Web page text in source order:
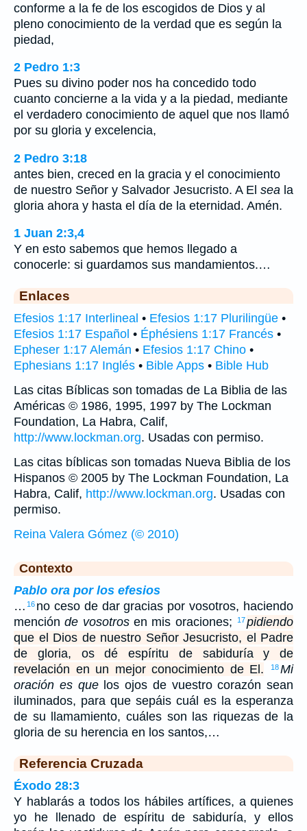
conforme a la fe de los escogidos de Dios y al
pleno conocimiento de la verdad que es según la
piedad,
2 Pedro 1:3
Pues su divino poder nos ha concedido todo
cuanto concierne a la vida y a la piedad, mediante
el verdadero conocimiento de aquel que nos llamó
por su gloria y excelencia,
2 Pedro 3:18
antes bien, creced en la gracia y el conocimiento
de nuestro Señor y Salvador Jesucristo. A El sea la
gloria ahora y hasta el día de la eternidad. Amén.
1 Juan 2:3,4
Y en esto sabemos que hemos llegado a
conocerle: si guardamos sus mandamientos.…
Enlaces
Efesios 1:17 Interlineal • Efesios 1:17 Plurilingüe •
Efesios 1:17 Español • Éphésiens 1:17 Francés •
Epheser 1:17 Alemán • Efesios 1:17 Chino •
Ephesians 1:17 Inglés • Bible Apps • Bible Hub
Las citas Bíblicas son tomadas de La Biblia de las
Américas © 1986, 1995, 1997 by The Lockman
Foundation, La Habra, Calif,
http://www.lockman.org. Usadas con permiso.
Las citas bíblicas son tomadas Nueva Biblia de los
Hispanos © 2005 by The Lockman Foundation, La
Habra, Calif, http://www.lockman.org. Usadas con
permiso.
Reina Valera Gómez (© 2010)
Contexto
Pablo ora por los efesios
… 16 no ceso de dar gracias por vosotros, haciendo
menciónde vosotrosen mis oraciones; 17pidiendo
que el Dios de nuestro Señor Jesucristo, el Padre
de gloria, os dé espíritu de sabiduría y de
revelación en un mejor conocimiento de El.
18Mi
oración es quelos ojos de vuestro corazón sean
iluminados, para que sepáis cuál es la esperanza
de su llamamiento, cuáles son las riquezas de la
gloria de su herencia en los santos,…
Referencia Cruzada
Éxodo 28:3
Y hablarás a todos los hábiles artífices, a quienes
yo he llenado de espíritu de sabiduría, y ellos